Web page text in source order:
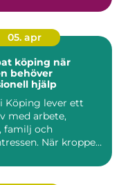
05. apr
köping när
behöver
hjälp
Köping lever ett
med arbete,
familj och
När kroppen